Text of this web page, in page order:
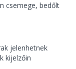
csemege, bedőlt
jelenhetnek
kijelzőin